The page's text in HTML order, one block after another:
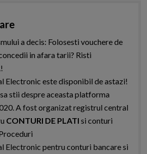
a decis: Folosesti vouchere de
in afara tarii? Risti
Electronic este disponibil de astazi!
stii despre aceasta platforma
A fost organizat registrul central
CONTURI DE PLATI si conturi
Electronic pentru conturi bancare si